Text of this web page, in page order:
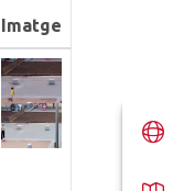
Imatge